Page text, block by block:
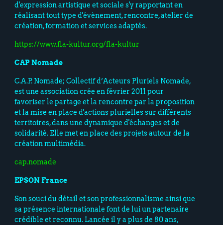
d'expression artistique et sociale s'y rapportant en
réalisant tout type d'évènement, rencontre, atelier de
création, formation et services adaptés.
https://www.fla-kultur.org/fla-kultur
CAP Nomade
C.A.P. Nomade; Collectif d’Acteurs Pluriels Nomade,
est une association crée en février 2011 pour
favoriser le partage et la rencontre par la proposition
et la mise en place d'actions plurielles sur différents
territoires, dans une dynamique d'échanges et de
solidarité. Elle met en place des projets autour de la
création multimédia.
cap.nomade
EPSON France
Son souci du détail et son professionnalisme ainsi que
sa présence internationale font de lui un partenaire
crédible et reconnu. Lancée il y a plus de 80 ans,